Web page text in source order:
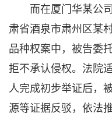
而在厦门华某公司
肃省酒泉市肃州区某
品种权案中，被告委
拒不承认侵权。法院
人完成初步举证后，
源等证据反驳，依法